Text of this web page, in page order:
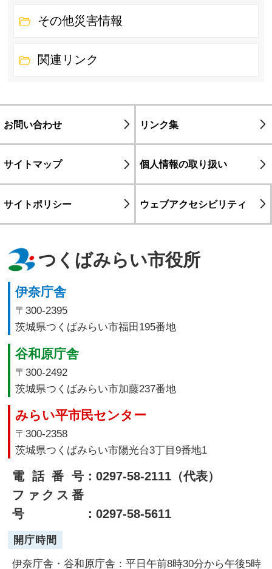
その他災害情報
関連リンク
お問い合わせ リンク集
サイトマップ 個人情報の取り扱い
サイトポリシー ウェブアクセシビリティ
つくばみらい市役所
伊奈庁舎
〒300-2395
茨城県つくばみらい市福田195番地
谷和原庁舎
〒300-2492
茨城県つくばみらい市加藤237番地
みらい平市民センター
〒300-2358
茨城県つくばみらい市陽光台3丁目9番地1
電話番号：0297-58-2111（代表）
ファクス番
号
：0297-58-5611
開庁時間
伊奈庁舎・谷和原庁舎：平日午前8時30分から午後5時